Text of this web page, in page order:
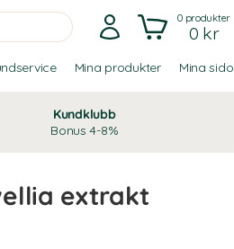
0produkter
0 kr
Mina produkter Mina
Kundklubb
Bonus 4-8%
extrakt